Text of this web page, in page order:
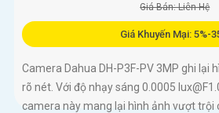
Giá Bán: Liên Hệ
Giá Khuyến Mại: 5%-
Camera Dahua DH-P3F-PV 3MP ghi lại
rõ nét. Với độ nhạy sáng 0.0005
camera này mang lại hình ảnh vượt trội